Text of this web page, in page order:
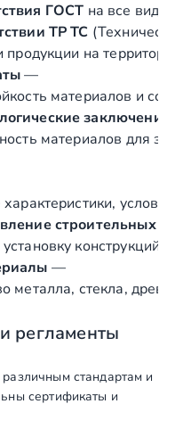
ГОСТ на все виды
ТР ТС
продукции на
—
материалов и
заключения
материалов для
строительных и
конструкций
—
металла, стекла,
регламенты
стандартам и
сертификаты и